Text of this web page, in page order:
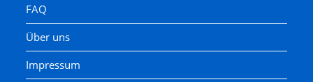
FAQ
Über uns
Impressum